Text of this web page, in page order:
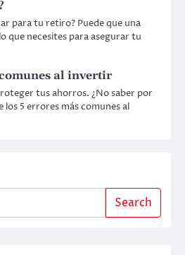
para tu retiro? Puede que una
que necesites para asegurar tu
al invertir
tus ahorros. ¿No saber por
los 5 errores más comunes al
Search